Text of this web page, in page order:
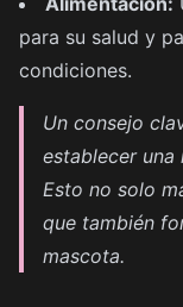
para su salud y
condiciones.
Un consejo
establecer una
Esto no solo
que también
mascota.